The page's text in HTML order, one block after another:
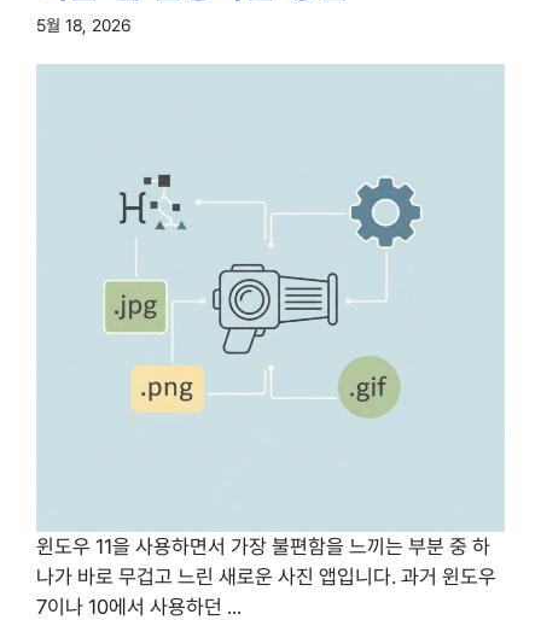
5월 18, 2026
윈도우 11을 사용하면서 가장 불편함을 느끼는 부분 중 하
나가 바로 무겁고 느린 새로운 사진 앱입니다. 과거 윈도우
7이나 10에서 사용하던 ...